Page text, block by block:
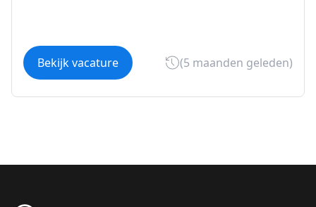
Bekijk vacature (5 maanden geleden)